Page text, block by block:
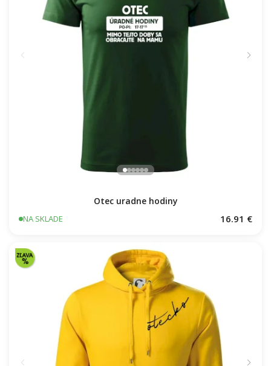
Tričko s menami ✍️ Mikina s menami ❤️
Darček podľa otcových koníčkov:
Pri každom motíve si môžete vybrať z
. Najskôr zvoľte motív, potom farbu
a veľkosť.
🎁 MENO NA PRODUKT
ZADARMO
Otec uradne hodiny
NA SKLADE 16.91 €